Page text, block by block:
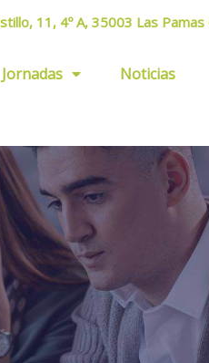
11, 4º A, 35003 Las Pamas
Jornadas Noticias